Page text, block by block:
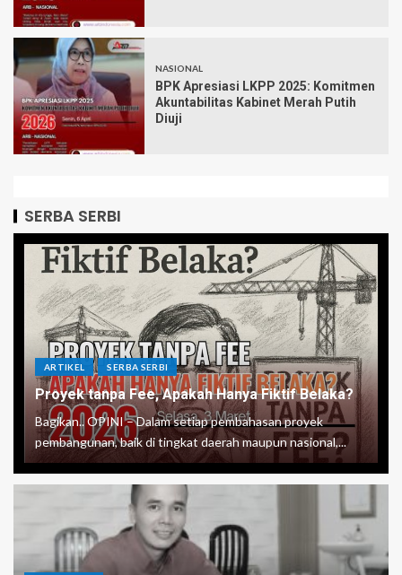
NASIONAL
BPK Apresiasi LKPP 2025: Komitmen
Akuntabilitas Kabinet Merah Putih
Diuji
SERBA SERBI
ARTIKEL SERBA SERBI
Proyek tanpa Fee, Apakah Hanya Fiktif Belaka?
Bagikan.. OPINI – Dalam setiap pembahasan proyek
pembangunan, baik di tingkat daerah maupun nasional,...